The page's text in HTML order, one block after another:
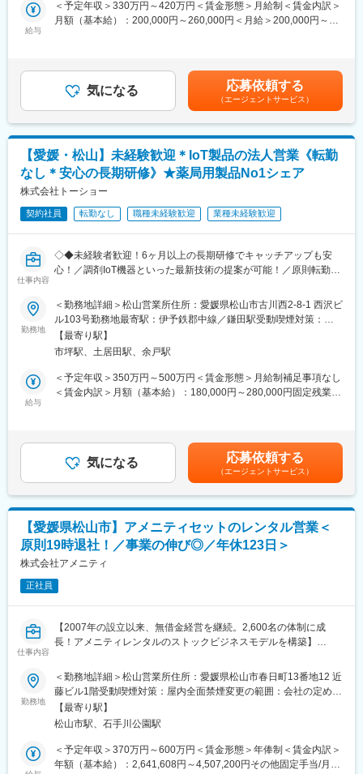
フレックスタイム制と同等の勤務制度である「複数定時制度」を
導入
社開発や、コンサルティングを行う東証プライム上場企業です。
大学病院などの大規模病院では圧倒的な導入実績を誇ります。(主
要納入先／東京大学、京都大学、大阪大学等）
大学病院やナショナルセンターとの共同研究と最新のテクノロジ
ーを核に、社会に貢献できる革新的なソフトウェアや医療機器を
自社開発しており、近年ではクラウドサービスや生成AIの利活用
にも注力し、新しい発想と技術力で国内外にイノベーションを起
こします。
変更の範囲：会社の定める業務
・ご利用者様の心身の状況の把握
・支援計画、外部の業者との連絡・調整、
・担当者会議への出席
・利用者様の通院、地域イベントへの引率
・ご利用者様のサポートを行う担当として社員/パート併せて40名
程が在籍しています
・各施設の利用者様は10～20名で、アットホームな環境です
■職場環境：
・当事業所の魅力は“雰囲気の良さ"!まずはぜひ施設見学にいらし
てください
・リフレッシュできる休憩室を設置、職員同士で交流を深める場
にもなっています!
・困ったときには社長とオーナーにいつでも相談できる環境で
す！
・WINDS１、２
今治市桜井にあり、男性棟と女性棟に分かれています。
定員は合わせて20名で、管理者が勤務する事務所があります。
・西条市壬生川新施設
プンに向けて準備を進めています。
定員は10名のアットホームな施設です。
・いずれの施設も開設してから3年以内で新しくきれいな環境で
す。
変更の範囲：会社の定める業務
給与
＜予定年収＞330万円～420万円＜賃金形態＞月給制＜賃金内訳＞
月額（基本給）：200,000円～260,000円＜月給＞200,000円～
（2022年度実績）※昇給・賞与については、業務実績・能力によ
り支給します。賃金はあくまでも目安の金額であり、選考を通じ
て上下する可能性があります。月給(月額)は固定手当を含めた表記
です。
気になる 応募依頼する
（エージェントサービス）
【愛媛・松山】未経験歓迎＊IoT製品の法人営業《転勤
なし＊安心の長期研修》★薬局用製品No1シェア
株式会社トーショー
契約社員 転勤なし 職種未経験歓迎 業種未経験歓迎
仕事内容
◇◆未経験者歓迎！6ヶ月以上の長期研修でキャッチアップも安
心！／調剤IoT機器といった最新技術の提案が可能！／原則転勤は
仕事◆◇
【はじめに】
既存のお客様である調剤薬局やドラッグストアに対して、主力製
品である全自動調剤分包機などの調剤IoT機器を販売いただく職種
となります。
IoT製品の販売スキルの市場価値は上昇の一途を辿っており、同社
【業務概要】
・提案資料作成
・新規訪問
【その他補足情報】
・長期間の研修を用意しているため職種未経験＆技術的な知識が
全く無い方でも立ち上りが可能となっております。
・正社員登用は前提の採用です。就業態度に問題がなければ原則
登用となり、業界トップクラスシェアを誇る優良企業の正社員と
して安定就業が可能です。（登用率98%、試験やノルマなし）
・業界トップクラスのIoT製品や医療システムに触れる事が可能で
す。また、販売スキルだけでなく薬局運営コンサルティングのス
【ポジションの魅力】
・同社の製品やシステムが、24時間止めてはならない医療現場の
安心安全や、医療従事者の負担軽減に大きく貢献しています。
製品が多数あります。寡占市場だからこそ、競合製品を使ってい
る顧客からいかにシェアを獲得するか、試行錯誤する面白さがあ
勤務地
＜勤務地詳細＞松山営業所住所：愛媛県松山市古川西2-8-1 西沢ビ
ル103号勤務地最寄駅：伊予鉄郡中線／鎌田駅受動喫煙対策：屋
内全面禁煙変更の範囲：本文参照
【最寄り駅】
市坪駅、土居田駅、余戸駅
給与
＜予定年収＞350万円～500万円＜賃金形態＞月給制補足事項なし
＜賃金内訳＞月額（基本給）：180,000円～280,000円固定残業手
＞※給与詳細は、年齢・スキルを考慮し決定します。■昇給：年1
回■賞与：年2回年収420万円／30歳 経験5年年収500万円／32歳
経験7年賃金はあくまでも目安の金額であり、選考を通じて上下す
る可能性があります。月給(月額)は固定手当を含めた表記です。
気になる 応募依頼する
（エージェントサービス）
【愛媛県松山市】アメニティセットのレンタル営業＜
原則19時退社！／事業の伸び◎／年休123日＞
株式会社アメニティ
正社員
仕事内容
【2007年の設立以来、無借金経営を継続。2,600名の体制に成
長！アメニティレンタルのストックビジネスモデルを構築】
を図るため、このたび新たな仲間をお迎えすることとなりまし
た。
■業務詳細：
病院や介護施設に向けて、入院・入所時に必要な衣類やタオル、
日用品などをレンタルできる「アメニティサポートシステム」を
提案する営業です。ニーズに応じて、人材派遣・紹介サービスや
勤務地
＜勤務地詳細＞松山営業所住所：愛媛県松山市春日町13番地12 近
藤ビル1階受動喫煙対策：屋内全面禁煙変更の範囲：会社の定める
事業所
【最寄り駅】
松山市駅、石手川公園駅
＜予定年収＞370万円～600万円＜賃金形態＞年俸制＜賃金内訳＞
年額（基本給）：2,641,608円～4,507,200円その他固定手当/月：